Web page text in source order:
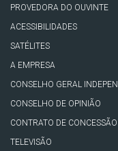
PROVEDORA DO OUVINTE
ACESSIBILIDADES
SATÉLITES
A EMPRESA
CONSELHO GERAL
CONSELHO DE OPINIÃO
CONTRATO DE
TELEVISÃO